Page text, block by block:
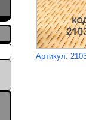
Артикул: